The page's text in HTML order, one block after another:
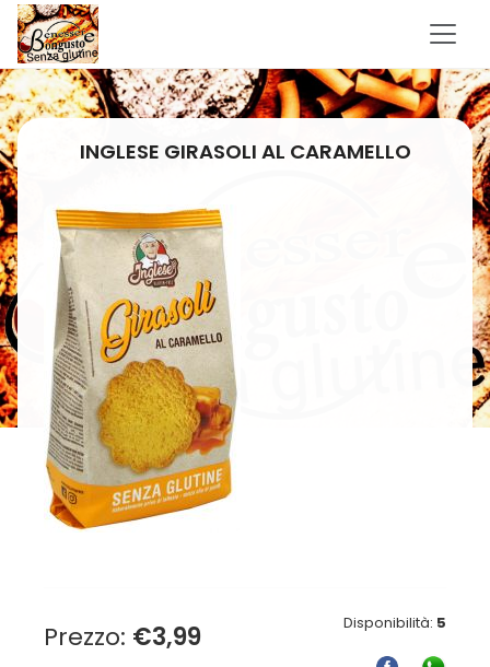
INGLESE GIRASOLI AL CARAMELLO
Prezzo: €3,99 Disponibilità: 5